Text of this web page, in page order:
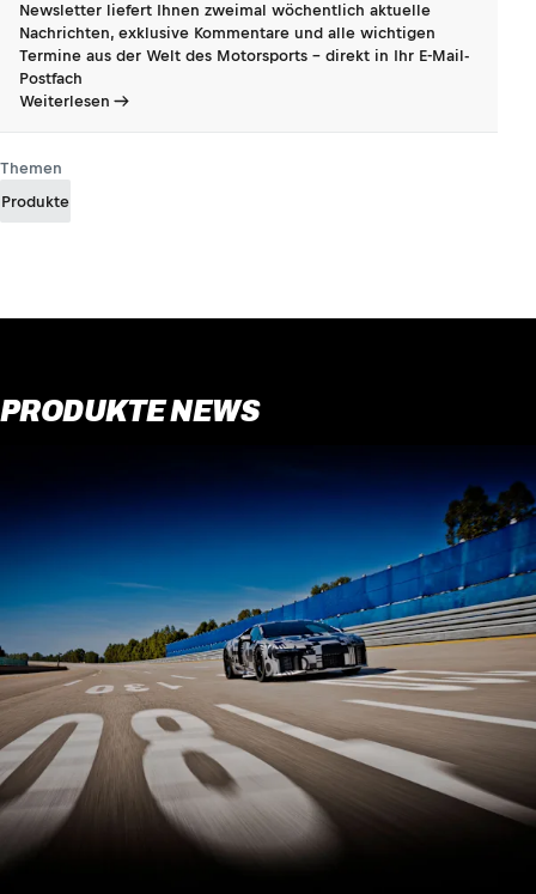
Newsletter liefert Ihnen zweimal wöchentlich aktuelle
Nachrichten, exklusive Kommentare und alle wichtigen
Termine aus der Welt des Motorsports - direkt in Ihr E-Mail-
Postfach
Weiterlesen
Themen
Produkte
PRODUKTE NEWS